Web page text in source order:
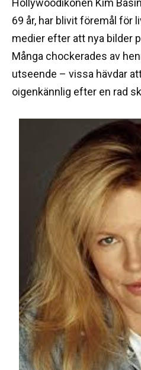
69 år, har blivit föremål för
medier efter att nya bilder
Många chockerades av
utseende – vissa hävdar
oigenkännlig efter en rad